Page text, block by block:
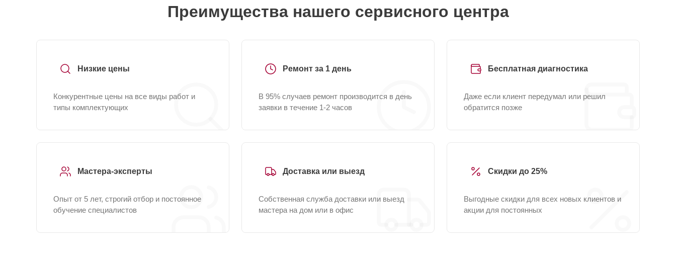
Преимущества нашего сервисного центра
Низкие цены
Конкурентные цены на все виды работ и
типы комплектующих
Ремонт за 1 день
В 95% случаев ремонт производится в день
заявки в течение 1-2 часов
Бесплатная диагностика
Даже если клиент передумал или решил
обратится позже
Мастера-эксперты
Опыт от 5 лет, строгий отбор и постоянное
обучение специалистов
Доставка или выезд
Собственная служба доставки или выезд
мастера на дом или в офис
Скидки до 25%
Выгодные скидки для всех новых клиентов и
акции для постоянных